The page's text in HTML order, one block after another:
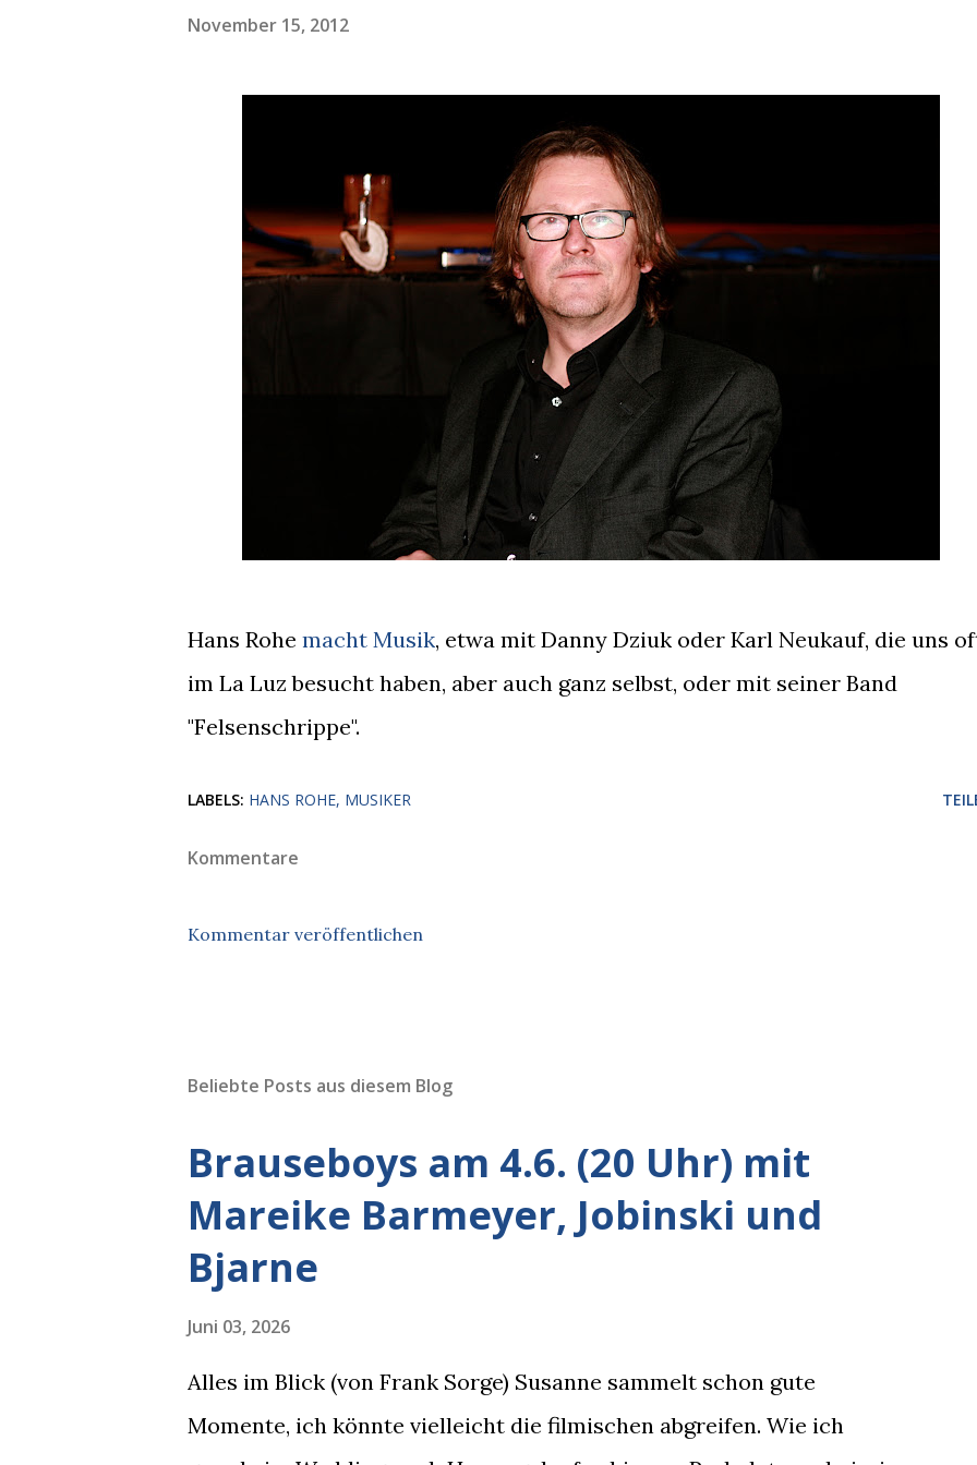
November 15, 2012
Hans Rohe macht Musik, etwa mit Danny Dziuk oder Karl Neukauf, die uns
im La Luz besucht haben, aber auch ganz selbst, oder mit seiner Band
"Felsenschrippe".
LABELS: HANS ROHE MUSIKER
Kommentare
Kommentar veröffentlichen
Beliebte Posts aus diesem Blog
Brauseboys am 4.6. (20 Uhr) mit
Mareike Barmeyer, Jobinski und
Bjarne
Juni 03, 2026
Alles im Blick (von Frank Sorge) Susanne sammelt schon gute
Momente, ich könnte vielleicht die filmischen abgreifen. Wie ich